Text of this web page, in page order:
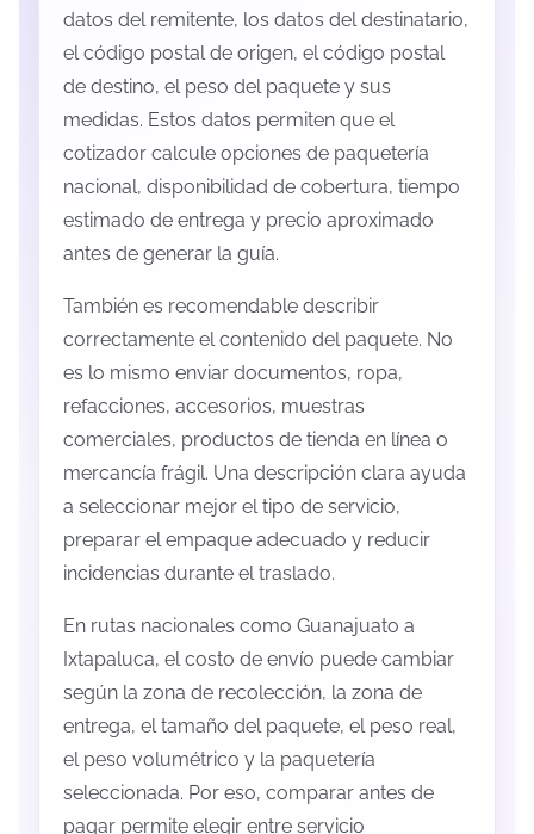
datos del remitente, los datos del destinatario,
el código postal de origen, el código postal
de destino, el peso del paquete y sus
medidas. Estos datos permiten que el
cotizador calcule opciones de paquetería
nacional, disponibilidad de cobertura, tiempo
estimado de entrega y precio aproximado
antes de generar la guía.
También es recomendable describir
correctamente el contenido del paquete. No
es lo mismo enviar documentos, ropa,
refacciones, accesorios, muestras
comerciales, productos de tienda en línea o
mercancía frágil. Una descripción clara ayuda
a seleccionar mejor el tipo de servicio,
preparar el empaque adecuado y reducir
incidencias durante el traslado.
En rutas nacionales como Guanajuato a
Ixtapaluca, el costo de envío puede cambiar
según la zona de recolección, la zona de
entrega, el tamaño del paquete, el peso real,
el peso volumétrico y la paquetería
seleccionada. Por eso, comparar antes de
pagar permite elegir entre servicio